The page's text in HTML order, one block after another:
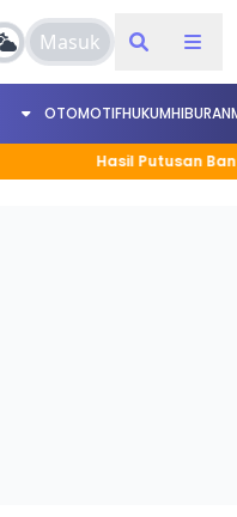
Masuk
OTOMOTIFHUKUMHIBURAN
Hasil Putusan Banding